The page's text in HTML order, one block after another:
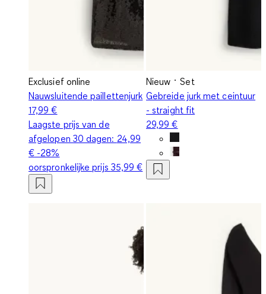
Exclusief online
Nauwsluitende paillettenjurk
17,99 €
Laagste prijs van de
afgelopen 30 dagen: 24,99
€ -28%
oorspronkelijke prijs 35,99 €
Nieuw
Set
Gebreide jurk met ceintuur
- straight fit
29,99 €